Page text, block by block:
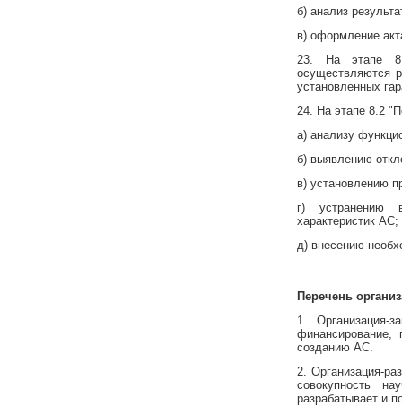
б) анализ
в) оформление
23. На этапе
осуществляются
установленных
24. На этапе 8.2
а) анализу
б) выявлению
в) установлению
г) устранению
характеристик АС;
д) внесению
Перечень
1. Организация-
созданию АС.
2. Организация-
совокупность
разрабатывает и